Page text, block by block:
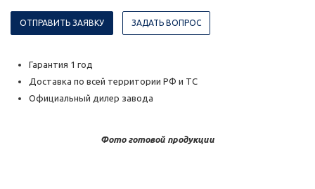
ОТПРАВИТЬ ЗАЯВКУ ЗАДАТЬ ВОПРОС
Гарантия 1 год
Доставка по всей территории РФ и ТС
Официальный дилер завода
Фото готовой продукции